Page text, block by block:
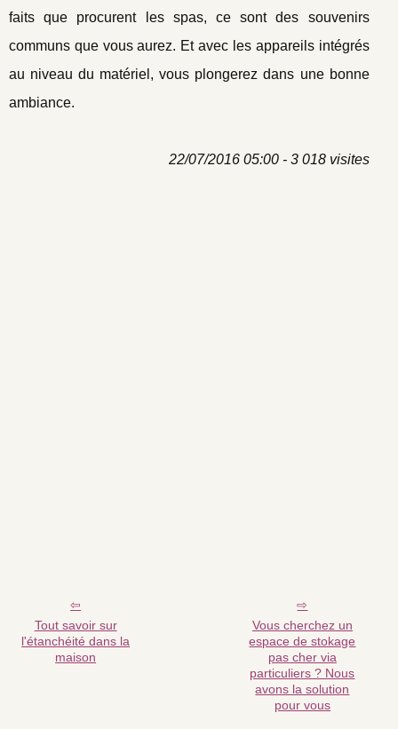
faits que procurent les spas, ce sont des souvenirs
communs que vous aurez. Et avec les appareils intégrés
au niveau du matériel, vous plongerez dans une bonne
ambiance.
22/07/2016 05:00 - 3 018 visites
Tout savoir sur
l'étanchéité dans la
maison
Vous cherchez un
espace de stokage
pas cher via
particuliers ? Nous
avons la solution
pour vous